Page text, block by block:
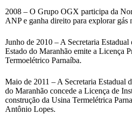
2008 – O Grupo OGX participa da
ANP e ganha direito para explorar gás
Junho de 2010 – A Secretaria
Estado do Maranhão emite a Licença
Termoelétrico Parnaíba.
Maio de 2011 – A Secretaria Estadual
do Maranhão concede a Licença de
construção da Usina Termelétrica
Antônio Lopes.